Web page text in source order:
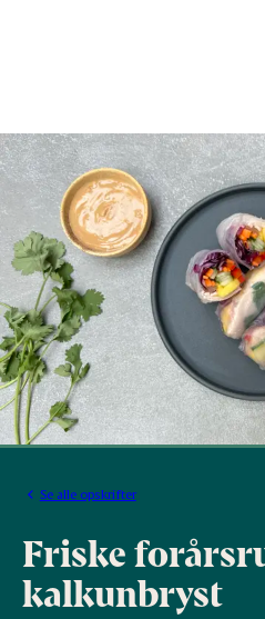
Se alle opskrifter
Friske
kalkunbryst